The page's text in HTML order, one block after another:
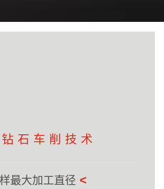
石车削技术
最大加工直径 <